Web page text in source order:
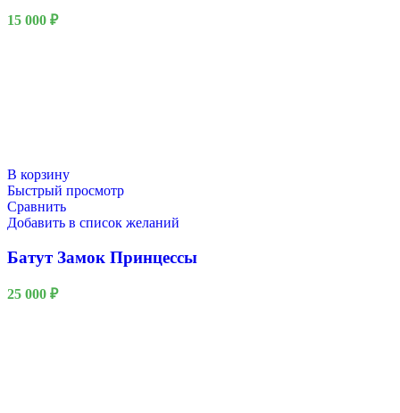
15 000 ₽
В корзину
Быстрый просмотр
Сравнить
Добавить в список желаний
Батут Замок Принцессы
25 000 ₽